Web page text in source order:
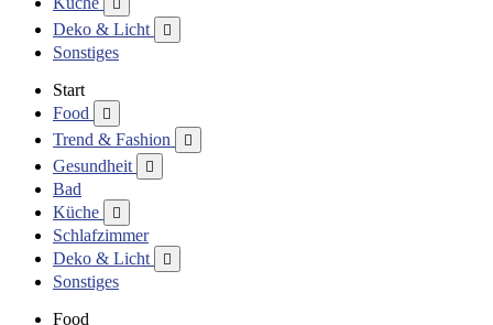

Deko & Licht 
Sonstiges
Start
Food

Trend & Fashion 
Gesundheit 
Bad
Küche

Schlafzimmer
Deko & Licht

Sonstiges
Food